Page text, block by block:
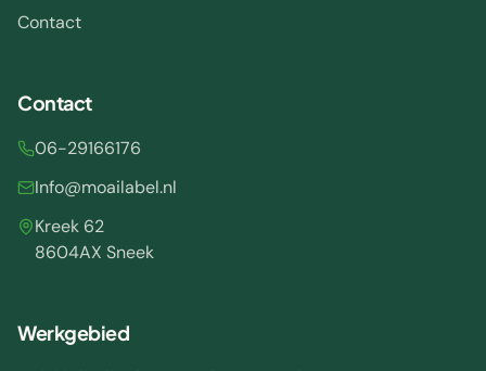
Contact
Contact
06-29166176
Info@moailabel.nl
Kreek 62
8604AX Sneek
Werkgebied